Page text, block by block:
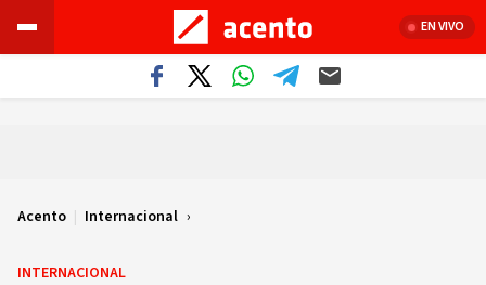
EN VIVO
Acento | Internacional
INTERNACIONAL